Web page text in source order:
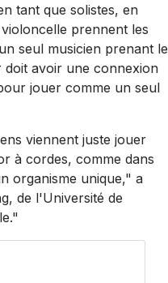
tant que solistes, en
prennent les
seul musicien prenant le
doit avoir une connexion
jouer comme un seul
viennent juste jouer
à cordes, comme dans
organisme unique," a
de l'Université de